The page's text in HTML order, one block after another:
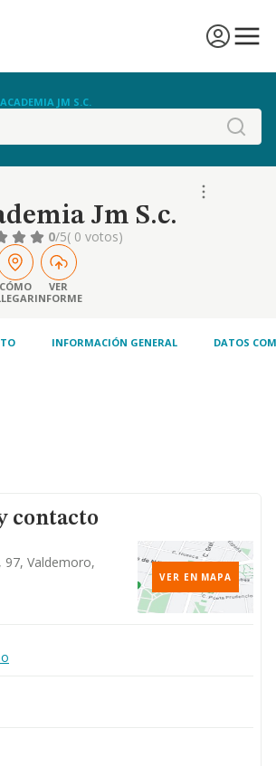
ACADEMIA JM S.C.
Jm S.c.
0/5( 0 votos)
CÓMO
VER
INFORME
INFORMACIÓN GENERAL DATOS
contacto
97, Valdemoro,
VER EN MAPA